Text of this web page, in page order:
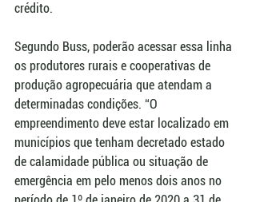
crédito.
Segundo Buss, poderão acessar essa linha
os produtores rurais e cooperativas de
produção agropecuária que atendam a
determinadas condições. “O
empreendimento deve estar localizado em
municípios que tenham decretado estado
de calamidade pública ou situação de
emergência em pelo menos dois anos no